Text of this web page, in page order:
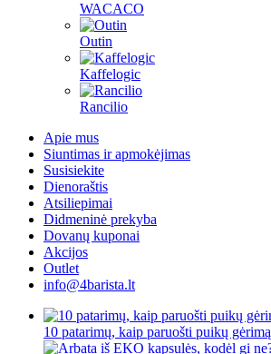
WACACO
Outin
Kaffelogic
Rancilio
Apie mus
Siuntimas ir apmokėjimas
Susisiekite
Dienoraštis
Atsiliepimai
Didmeninė prekyba
Dovanų kuponai
Akcijos
Outlet
info@4barista.lt
10 patarimų, kaip paruošti puikų gėrimą